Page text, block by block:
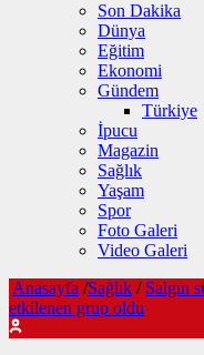
Son Dakika
Dünya
Eğitim
Ekonomi
Gündem
Türkiye
İpucu
Magazin
Sağlık
Yaşam
Spor
Foto Galeri
Video Galeri
Anasayfa /Sağlık / Salgın
etkilenen grup oldu